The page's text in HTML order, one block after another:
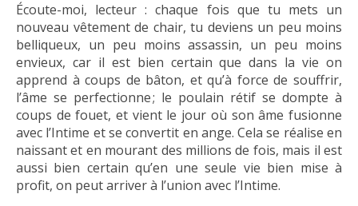
Écoute-moi, lecteur : chaque fois que tu mets un
nouveau vêtement de chair, tu deviens un peu moins
belliqueux, un peu moins assassin, un peu moins
envieux, car il est bien certain que dans la vie on
apprend à coups de bâton, et qu’à force de souffrir,
l’âme se perfectionne ; le poulain rétif se dompte à
coups de fouet, et vient le jour où son âme fusionne
avec l’Intime et se convertit en ange. Cela se réalise en
naissant et en mourant des millions de fois, mais il est
aussi bien certain qu’en une seule vie bien mise à
profit, on peut arriver à l’union avec l’Intime.